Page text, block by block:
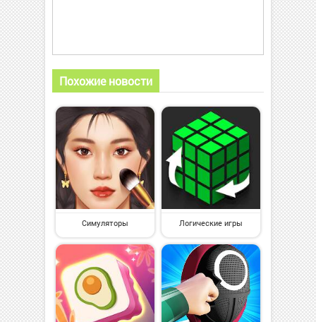
Похожие новости
Симуляторы Логические игры